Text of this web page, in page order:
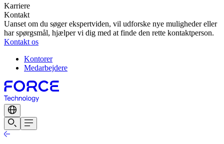
Karriere
Kontakt
Uanset om du søger ekspertviden, vil udforske nye muligheder eller
har spørgsmål, hjælper vi dig med at finde den rette kontaktperson.
Kontakt os
Kontorer
Medarbejdere